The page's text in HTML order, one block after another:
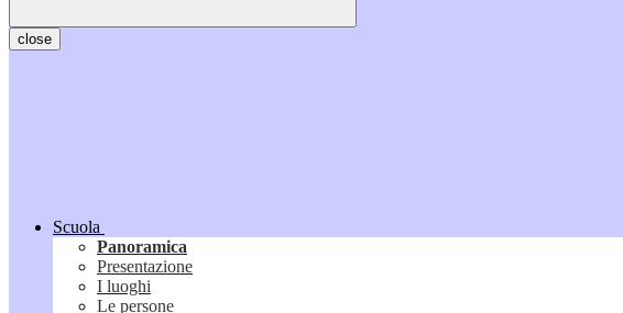
close
Scuola
Panoramica
Presentazione
I luoghi
Le persone